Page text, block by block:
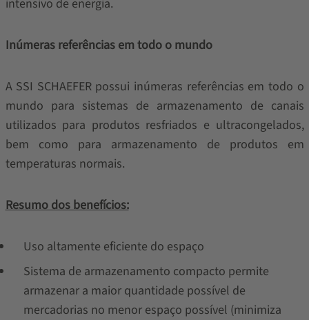
intensivo de energia.
Inúmeras referências em todo o mundo
A SSI SCHAEFER possui inúmeras referências em todo o
mundo para sistemas de armazenamento de canais
utilizados para produtos resfriados e ultracongelados,
bem como para armazenamento de produtos em
temperaturas normais.
Resumo dos benefícios:
Uso altamente eficiente do espaço
Sistema de armazenamento compacto permite
armazenar a maior quantidade possível de
mercadorias no menor espaço possível (minimiza